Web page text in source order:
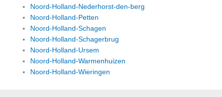
Noord-Holland-Nederhorst-den-berg
Noord-Holland-Petten
Noord-Holland-Schagen
Noord-Holland-Schagerbrug
Noord-Holland-Ursem
Noord-Holland-Warmenhuizen
Noord-Holland-Wieringen